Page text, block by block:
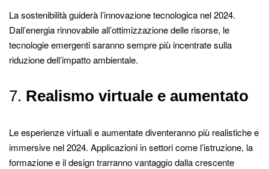
La sostenibilità guiderà l’innovazione tecnologica nel 2024.
Dall’energia rinnovabile all’ottimizzazione delle risorse, le
tecnologie emergenti saranno sempre più incentrate sulla
riduzione dell’impatto ambientale.
7. Realismo virtuale e aumentato
Le esperienze virtuali e aumentate diventeranno più realistiche e
immersive nel 2024. Applicazioni in settori come l’istruzione, la
formazione e il design trarranno vantaggio dalla crescente